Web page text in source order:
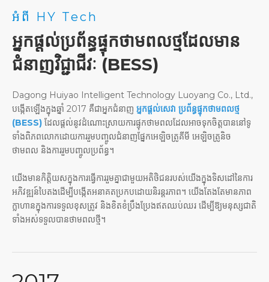
អំពី HY Tech
អ្នកផ្តល់ប្រព័ន្ធផ្ទុកថាមពលថ្មដែលមាន
ជំនាញវិជ្ជាជីវៈ (BESS)
Dagong Huiyao Intelligent Technology Luoyang Co., Ltd.,
បង្កើតឡើងក្នុងឆ្នាំ 2017 គឺជាអ្នកជំនាញ អ្នកផ្តល់សេវា ប្រព័ន្ធផ្ទុកថាមពលថ្ម
(BESS) ដែលផ្តល់នូវដំណោះស្រាយការផ្ទុកថាមពលដែលអាចទុកចិត្តបាននៅទូ
ទាំងពិភពលោកដោយការរួមបញ្ចូលជំនាញផ្នែកអេឡិចត្រូគីមី អេឡិចត្រូនិច
ថាមពល និងការរួមបញ្ចូលប្រព័ន្ធ។
យើងមានកិត្តិយសក្នុងការធ្វើការរួមគ្នាជាមួយអតិថិជនរបស់យើងក្នុងទិសដៅនៃការ
អភិវឌ្ឍន៍បៃតងដើម្បីបង្កើតអនាគតប្រកបដោយនិរន្តរភាព។ យើងតែងតែមានភាព
ក្លាហានក្នុងការទទួលខុសត្រូវ និងខិតខំប្រឹងប្រែងឥតឈប់ឈរ ដើម្បីឱ្យមនុស្សជាតិ
ទាំងអស់ទទួលបានថាមពលថ្មី។